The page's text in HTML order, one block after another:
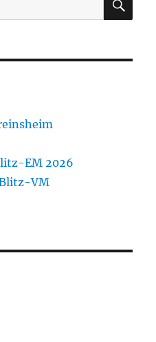
EM 2026
VM